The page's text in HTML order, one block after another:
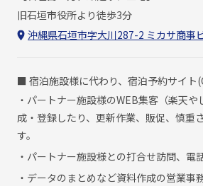
旧石垣市役所より徒歩3分
沖縄県石垣市字大川287-2 ミカサ商事
■ 宿泊施設様に代わり、宿泊予約サイト
・パートナー施設様のWEB集客（楽天
成・登録したり、更新作業、販促、慎重
す。
・パートナー施設様との打合せ訪問、
・データのまとめなど資料作成の営業事